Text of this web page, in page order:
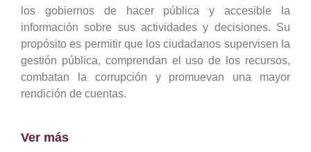
los gobiernos de hacer pública y accesible la
información sobre sus actividades y decisiones. Su
propósito es permitir que los ciudadanos supervisen la
gestión pública, comprendan el uso de los recursos,
combatan la corrupción y promuevan una mayor
rendición de cuentas.
Ver más